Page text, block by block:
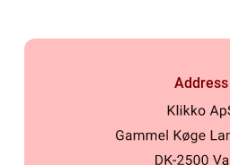
Address